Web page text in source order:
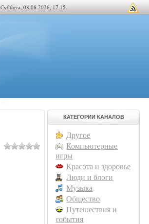
Суббота, 08.08.2026, 17:15
КАТЕГОРИИ КАНАЛОВ
Другое
Компьютерные
игры
Красота и здоровье
Люди и блоги
Музыка
Общество
Путешествия и
события